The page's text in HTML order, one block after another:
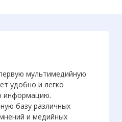
мультимедийную
удобно и легко
информацию.
базу различных
и медийных